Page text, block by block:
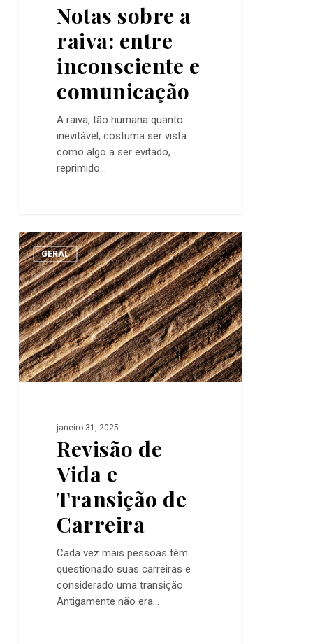
Notas sobre a
raiva: entre
inconsciente e
comunicação
A raiva, tão humana quanto
inevitável, costuma ser vista
como algo a ser evitado,
reprimido…
Revisão
de
Vida
e
Transição
de
Carreira
GERAL
janeiro 31, 2025
Revisão de
Vida e
Transição de
Carreira
Cada vez mais pessoas têm
questionado suas carreiras e
considerado uma transição.
Antigamente não era…
0